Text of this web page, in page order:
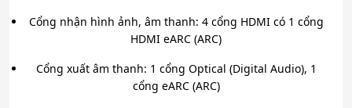
Cổng nhận hình ảnh, âm thanh: 4 cổng HDMI có 1 cổng
HDMI eARC (ARC)
Cổng xuất âm thanh: 1 cổng Optical (Digital Audio), 1
cổng eARC (ARC)